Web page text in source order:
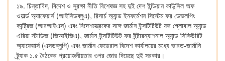
১৯. চিন্তাবিদ, বিদেশ ও সুরক্ষা নীতি বিশেষজ্ঞ সহ দুই দেশ ইন্ডিয়ান কাউন্সিল অফ
ওয়ার্ল্ড অ্যাফেয়ার্স (আইসিডব্লুএ), রিসার্চ অ্যান্ড ইনফর্মেশন সিস্টেম ফর ডেভলপিং
কান্ট্রিজ (আরআইএস) এবং বিদেশমন্ত্রকের সঙ্গে জার্মান ইন্সটিটিউট ফর গ্লোবাল অ্যান্ড
এরিয়া স্টাডিজ (জিআইজিএ), জার্মান ইন্সটিটিউট ফর ইন্টারন্যাশনাল অ্যান্ড সিকিউরিট
অ্যাফেয়ার্স (এসডব্লুপি) এবং জার্মান ফেডেরাল বিদেশ কার্যালয়ের মধ্যে ভারত-জার্মানি
ট্র্যাক ১.৫ বৈঠকের প্রয়োজনীয়তার ওপর জোর দিয়েছে দুই সরকার।